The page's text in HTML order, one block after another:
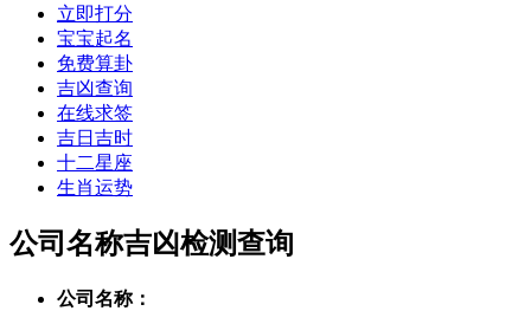
立即打分
宝宝起名
免费算卦
吉凶查询
在线求签
吉日吉时
十二星座
生肖运势
公司名称吉凶检测查询
公司名称：